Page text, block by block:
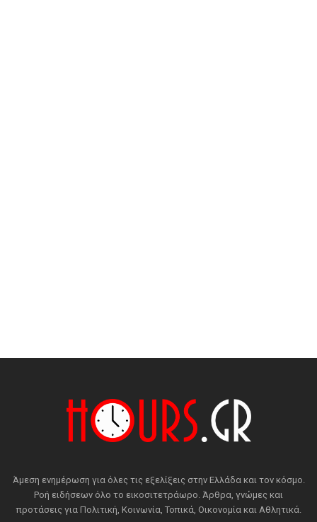
Άμεση ενημέρωση για όλες τις εξελίξεις στην Ελλάδα και τον κόσμο.
Ροή ειδήσεων όλο το εικοσιτετράωρο. Άρθρα, γνώμες και
προτάσεις για Πολιτική, Κοινωνία, Τοπικά, Οικονομία και Αθλητικά.